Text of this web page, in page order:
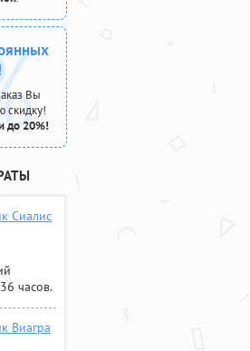
Вы
скидку!
до 20%!
Сиалис
часов.
Виагра